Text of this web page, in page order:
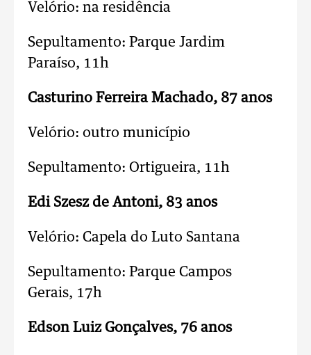
Velório: na residência
Sepultamento: Parque Jardim
Paraíso, 11h
Casturino Ferreira Machado, 87 anos
Velório: outro município
Sepultamento: Ortigueira, 11h
Edi Szesz de Antoni, 83 anos
Velório: Capela do Luto Santana
Sepultamento: Parque Campos
Gerais, 17h
Edson Luiz Gonçalves, 76 anos